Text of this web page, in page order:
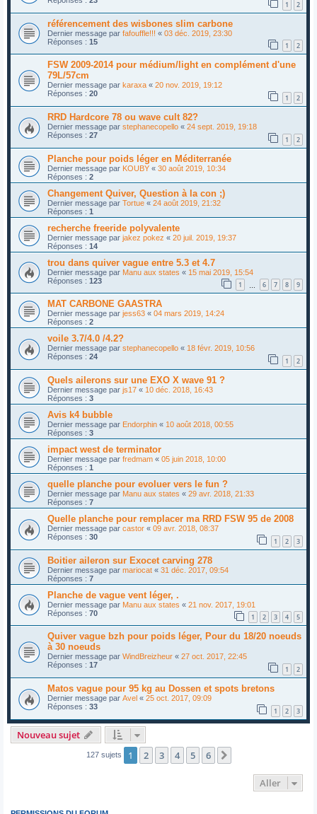
1 2
référencement des wisbones slim carbone
Dernier message par fafouffle!!! « 03 déc. 2019, 23:30
Réponses : 15 1 2
FSW 2009-2014 pour médium/light en complément d'une
79L/57cm
Dernier message par karaxa « 20 nov. 2019, 19:12
Réponses : 20 1 2
RRD Hardcore 78 ou wave cult 82?
Dernier message par stephanecopello « 24 sept. 2019, 19:18
Réponses : 27 1 2
Planche pour poids léger en Méditerranée
Dernier message par KOUBY « 30 août 2019, 10:34
Réponses : 2
Changement Quiver, Question à la con ;)
Dernier message par Tortue « 24 août 2019, 21:32
Réponses : 1
recherche freeride polyvalente
Dernier message par jakez pokez « 20 juil. 2019, 19:37
Réponses : 14
trou dans quiver vague entre 5.3 et 4.7
Dernier message par Manu aux states « 15 mai 2019, 15:54
Réponses : 123 1 6 7 8 9
MAT CARBONE GAASTRA
Dernier message par jess63 « 04 mars 2019, 14:24
Réponses : 2
voile 3.7/4.0 /4.2?
Dernier message par stephanecopello « 18 févr. 2019, 10:56
Réponses : 24 1 2
Quels ailerons sur une EXO X wave 91 ?
Dernier message par js17 « 10 déc. 2018, 16:43
Réponses : 3
Avis k4 bubble
Dernier message par Endorphin « 10 août 2018, 00:55
Réponses : 3
impact west de terminator
Dernier message par fredmam « 05 juin 2018, 10:00
Réponses : 1
quelle planche pour evoluer vers le fun ?
Dernier message par Manu aux states « 29 avr. 2018, 21:33
Réponses : 7
Quelle planche pour remplacer ma RRD FSW 95 de 2008
Dernier message par castor « 09 avr. 2018, 08:37
Réponses : 30 1 2 3
Boitier aileron sur Exocet carving 278
Dernier message par mariocat « 31 déc. 2017, 09:54
Réponses : 7
Planche de vague vent léger, .
Dernier message par Manu aux states « 21 nov. 2017, 19:01
Réponses : 70 1 2 3 4 5
Quiver vague bzh pour poids léger, Pour du 18/20 noeuds
à 30 noeuds
Dernier message par WindBreizheur « 27 oct. 2017, 22:45
Réponses : 17 1 2
Matos vague pour 95 kg au Dossen et spots bretons
Dernier message par Avel « 25 oct. 2017, 09:09
Réponses : 33 1 2 3
Nouveau sujet
127 sujets 1 2 3 4 5 6
Aller